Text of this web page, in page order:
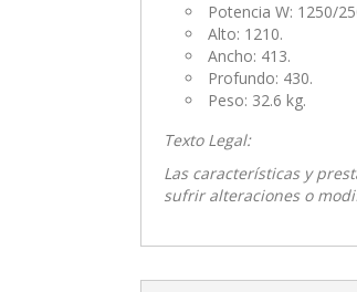
Potencia W: 1250/
Alto: 1210.
Ancho: 413.
Profundo: 430.
Peso: 32.6 kg.
Texto Legal:
Las características y
sufrir alteraciones o